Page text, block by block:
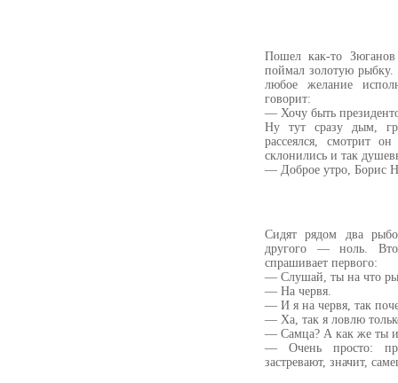
Пошел как-то
поймал золотую
любое желание
говорит:
— Хочу быть
Ну тут сразу дым,
рассеялся, смотрит
склонились и так
— Доброе утро, Борис
Сидят рядом два
другого — ноль.
спрашивает первого:
— Слушай, ты на что
— На червя.
— И я на червя, так
— Ха, так я ловлю
— Самца? А как же ты
— Очень просто:
застревают, значит,